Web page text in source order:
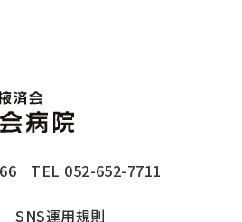
TEL 052-652-7711
SNS運用規則